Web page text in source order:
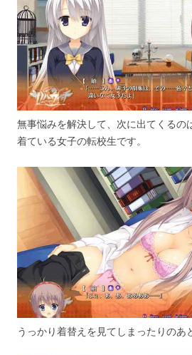
無事悩みを解決して、次に出てくるの
着ている女子の転校生です。
うっかり着替えを見てしまったりのあ